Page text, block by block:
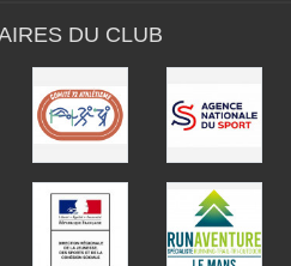
DU CLUB